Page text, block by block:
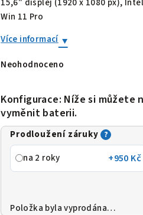
15,6" displej (1920 x 1080 px),
Win 11 Pro
Více informací
Průměrné
je
0,0
z
hvězdiček.
Neohodnoceno
Konfigurace: Níže si můžete
vyměnit baterii.
Prodloužení záruky ?
na 2 roky +950 Kč
Položka byla vyprodána…